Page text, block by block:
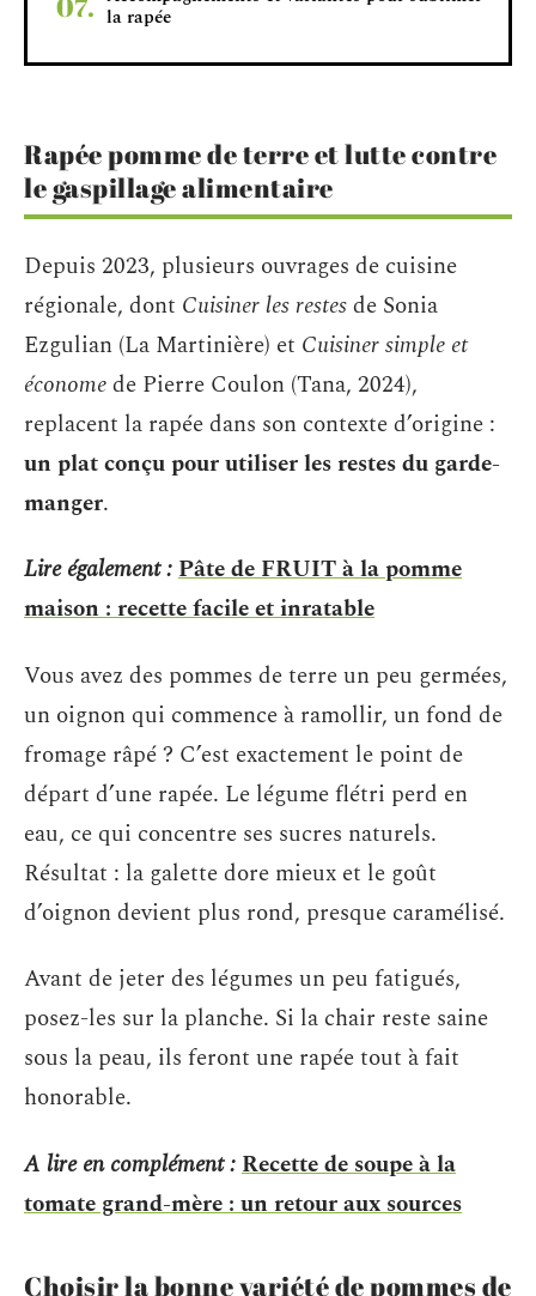
la rapée
Rapée pomme de terre et lutte contre
le gaspillage alimentaire
Depuis 2023, plusieurs ouvrages de cuisine
régionale, dont Cuisiner les restesde Sonia
Ezgulian (La Martinière) et Cuisiner simple et
économede Pierre Coulon (Tana, 2024),
replacent la rapée dans son contexte d’origine :
un plat conçu pour utiliser les restes du garde-
manger.
Lire également :Pâte de FRUIT à la pomme
maison : recette facile et inratable
Vous avez des pommes de terre un peu germées,
un oignon qui commence à ramollir, un fond de
fromage râpé ? C’est exactement le point de
départ d’une rapée. Le légume flétri perd en
eau, ce qui concentre ses sucres naturels.
Résultat : la galette dore mieux et le goût
d’oignon devient plus rond, presque caramélisé.
Avant de jeter des légumes un peu fatigués,
posez-les sur la planche. Si la chair reste saine
sous la peau, ils feront une rapée tout à fait
honorable.
A lire en complément :Recette de soupe à la
tomate grand-mère : un retour aux sources
Choisir la bonne variété de pommes de